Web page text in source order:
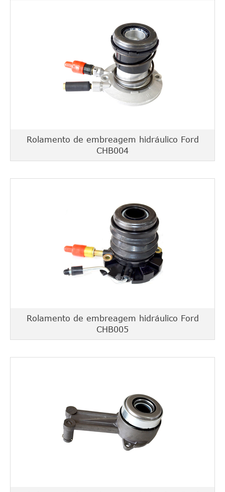
Rolamento de embreagem hidráulico Ford
CHB004
Rolamento de embreagem hidráulico Ford
CHB005